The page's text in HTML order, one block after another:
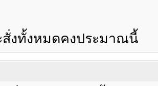
สั่งทั้งหมดคงประมาณนี้